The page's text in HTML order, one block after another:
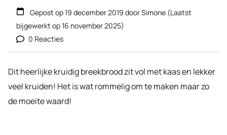
Gepost op19 december 2019 doorSimone (Laatst
bijgewerkt op16 november 2025)
0 Reacties
Dit heerlijke kruidig breekbrood zit vol met kaas en lekker
veel kruiden! Het is wat rommelig om te maken maar zo
de moeite waard!